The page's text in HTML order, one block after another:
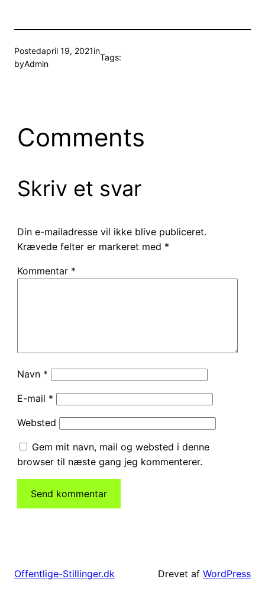
Postedapril 19, 2021in
byAdmin
Tags:
Comments
Skriv et svar
Din e-mailadresse vil ikke blive publiceret.
Krævede felter er markeret med *
Kommentar *
Navn *
E-mail *
Websted
Gem mit navn, mail og websted i denne
browser til næste gang jeg kommenterer.
Offentlige-Stillinger.dk Drevet af WordPress